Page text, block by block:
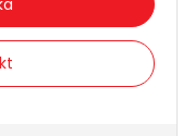
dla
do